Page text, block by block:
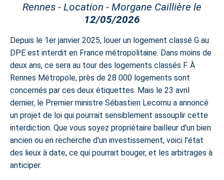
Rennes - Location - Morgane Caillière le
12/05/2026
Depuis le 1er janvier 2025, louer un logement classé G au
DPE est interdit en France métropolitaine. Dans moins de
deux ans, ce sera au tour des logements classés F. À
Rennes Métropole, près de 28 000 logements sont
concernés par ces deux étiquettes. Mais le 23 avril
dernier, le Premier ministre Sébastien Lecornu a annoncé
un projet de loi qui pourrait sensiblement assouplir cette
interdiction. Que vous soyez propriétaire bailleur d'un bien
ancien ou en recherche d'un investissement, voici l'état
des lieux à date, ce qui pourrait bouger, et les arbitrages à
anticiper.